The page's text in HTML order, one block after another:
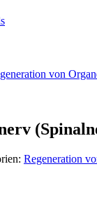
von
Regeneration